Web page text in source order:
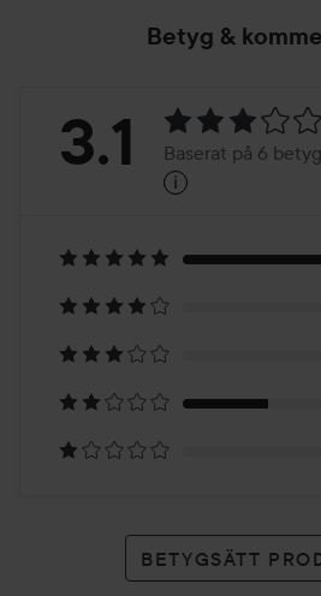
Betyg &
Betyg:
på
6
betyg
3.1 Baserat på 6 betyg
i
BETYGSÄTT